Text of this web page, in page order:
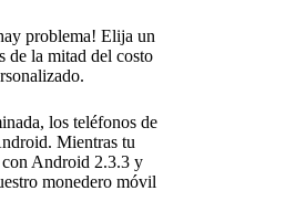
problema! Elija un
de la mitad del costo
los teléfonos de
Mientras tu
Android 2.3.3 y
monedero móvil